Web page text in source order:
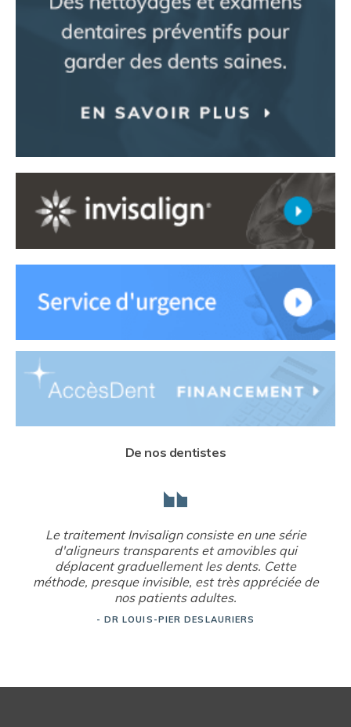
De nos dentistes
Le traitement Invisalign consiste en une série
d'aligneurs transparents et amovibles qui
déplacent graduellement les dents. Cette
méthode, presque invisible, est très appréciée de
nos patients adultes.
- DR LOUIS-PIER DESLAURIERS